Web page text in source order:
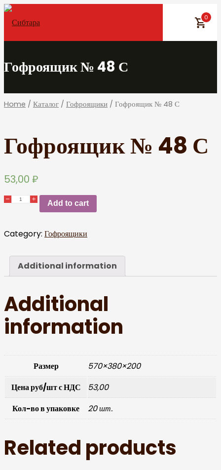
Skip
0
Гофроящик № 48 С
Home / Каталог / Гофроящики / Гофроящик № 48 С
Гофроящик № 48 С
53,00 ₽
Add to cart
Category: Гофроящики
Additional information
Additional
information
Размер
570×380×200
Цена руб/шт с НДС
53,00
Кол-во в упаковке
20 шт.
Related products